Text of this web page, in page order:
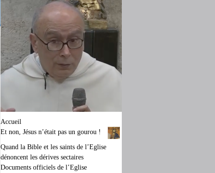
Accueil
Et non, Jésus n’était pas un gourou !
Quand la Bible et les saints de l’Eglise
dénoncent les dérives sectaires
Documents officiels de l’Eglise